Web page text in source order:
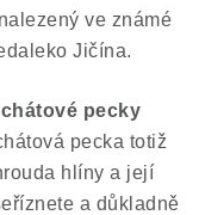
nalezený ve známé
Jičína.
pecky
pecka totiž
hlíny a její
a důkladně